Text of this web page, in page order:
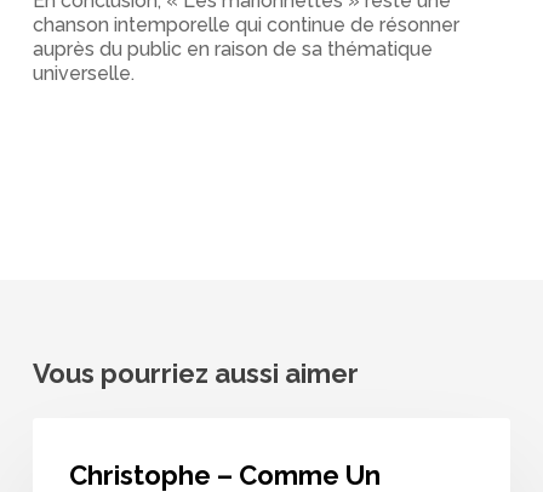
chanson intemporelle qui continue de résonner
auprès du public en raison de sa thématique
universelle.
Vous pourriez aussi aimer
Comme
Christophe – Comme Un